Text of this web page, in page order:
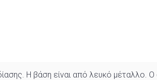
Η βάση είναι από λευκό μέταλλο.